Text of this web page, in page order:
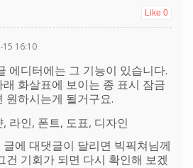
Like 0
15 16:10
에디터에는 그 기능이 있습니다.
화살표에 보이는 종 표시 잠금
원하시는게 될거구요.
에 대댓글이 달리면 빅픽쳐님께
건 기회가 되면 다시 확인해 보겠